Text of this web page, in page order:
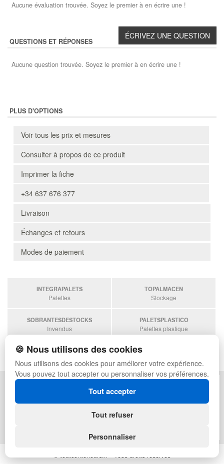
Aucune évaluation trouvée. Soyez le premier à en écrire une !
QUESTIONS ET RÉPONSES
Aucune question trouvée. Soyez le premier à en écrire une !
PLUS D'OPTIONS
Voir tous les prix et mesures
Consulter à propos de ce produit
Imprimer la fiche
+34 637 676 377
Livraison
Échanges et retours
Modes de paiement
INTEGRAPALETS
Palettes
TOPALMACEN
Stockage
SOBRANTESDESTOCKS
Invendus
PALETSPLASTICO
Palettes plastique
ESTANTERIASKIT
Estanterias
POLITIQUE DE CONFIDENTIALITÉ
PLAN DU SITE
© toutconteneurs.fr - Tous droits réservés
🍪 Nous utilisons des cookies
Nous utilisons des cookies pour améliorer votre expérience.
Vous pouvez tout accepter ou personnaliser vos préférences.
Tout accepter
Tout refuser
Personnaliser